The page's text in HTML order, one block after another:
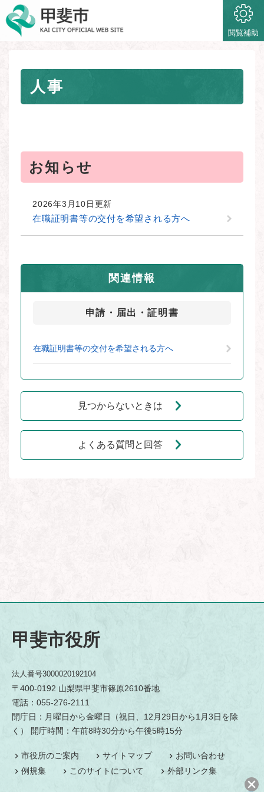
ー
メニューを飛ばして本文へ
閲覧補助
人事
お知らせ
2026年3月10日更新
在職証明書等の交付を希望される方へ
関連情報
申請・届出・証明書
在職証明書等の交付を希望される方へ
見つからないときは
よくある質問と回答
甲斐市役所
法人番号3000020192104
〒400-0192 山梨県甲斐市篠原2610番地
電話：055-276-2111
開庁日：月曜日から金曜日（祝日、12月29日から1月3日を除
く） 開庁時間：午前8時30分から午後5時15分
市役所のご案内 サイトマップ
お問い合わせ
例規集
このサイトについて 外部リンク集